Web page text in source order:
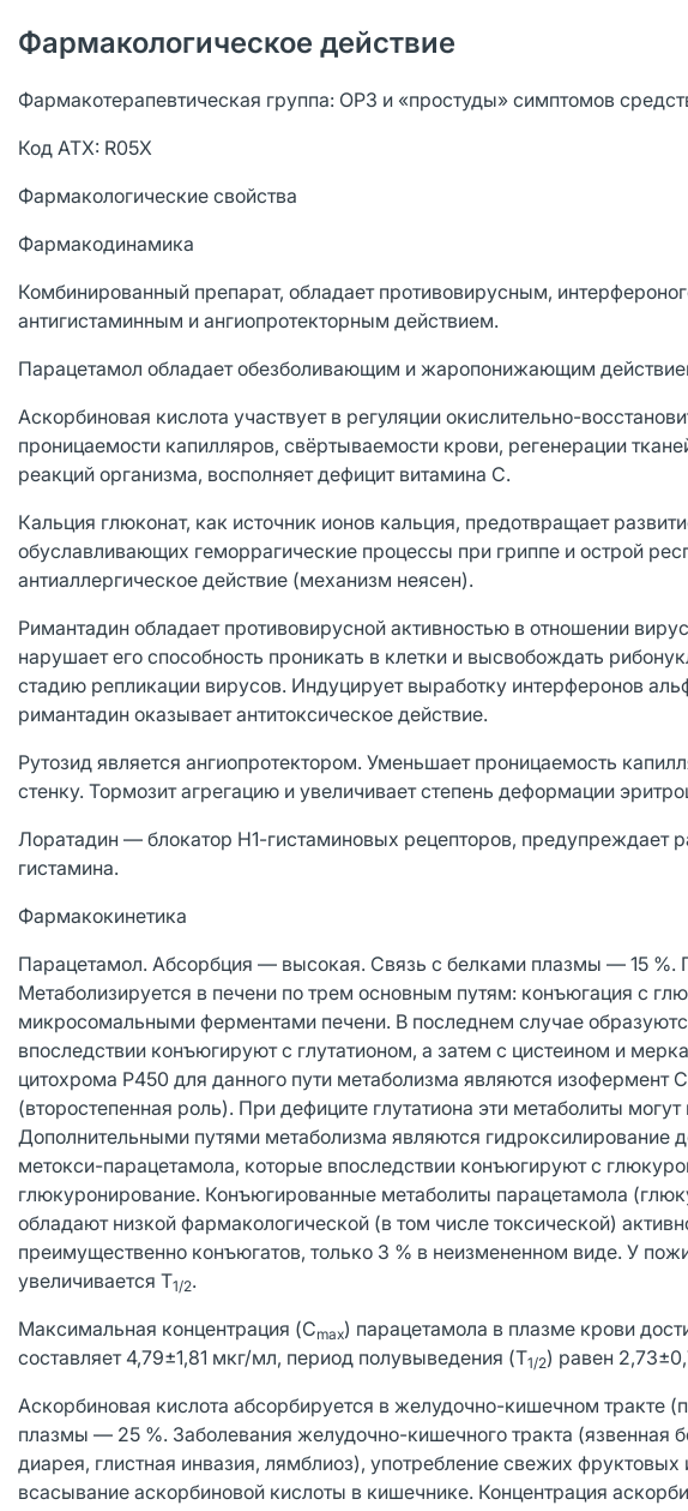
Фармакологическое действие
Фармакотерапевтическая группа: ОРЗ и «простуды» симптомов
Код ATX: R05X
Фармакологические свойства
Фармакодинамика
Комбинированный препарат, обладает противовирусным,
антигистаминным и ангиопротекторным действием.
Парацетамол обладает обезболивающим и жаропонижающим
Аскорбиновая кислота участвует в регуляции окислительно-
проницаемости капилляров, свёртываемости крови, регенерации
реакций организма, восполняет дефицит витамина С.
Кальция глюконат, как источник ионов кальция, предотвращает
обуславливающих геморрагические процессы при гриппе и острой
антиаллергическое действие (механизм неясен).
Римантадин обладает противовирусной активностью в отношении
нарушает его способность проникать в клетки и высвобождать
стадию репликации вирусов. Индуцирует выработку интерферонов
римантадин оказывает антитоксическое действие.
Рутозид является ангиопротектором. Уменьшает проницаемость
стенку. Тормозит агрегацию и увеличивает степень деформации
Лоратадин — блокатор Н1-гистаминовых рецепторов, предупреждает
гистамина.
Фармакокинетика
Парацетамол. Абсорбция — высокая. Связь с белками плазмы — 15 %.
Метаболизируется в печени по трем основным путям: конъюгация с
микросомальными ферментами печени. В последнем случае
впоследствии конъюгируют с глутатионом, а затем с цистеином и
цитохрома Р450 для данного пути метаболизма являются изофермент
(второстепенная роль). При дефиците глутатиона эти метаболиты
Дополнительными путями метаболизма являются гидроксилирование
метокси-парацетамола, которые впоследствии конъюгируют с
глюкуронирование. Конъюгированные метаболиты парацетамола
обладают низкой фармакологической (в том числе токсической)
преимущественно конъюгатов, только 3 % в неизмененном виде. У
увеличивается T1/2.
Максимальная концентрация (Cmax) парацетамола в плазме крови
составляет 4,79±1,81 мкг/мл, период полувыведения (T1/2) равен
Аскорбиновая кислота абсорбируется в желудочно-кишечном тракте
плазмы — 25 %. Заболевания желудочно-кишечного тракта (язвенная
диарея, глистная инвазия, лямблиоз), употребление свежих
всасывание аскорбиновой кислоты в кишечнике. Концентрация